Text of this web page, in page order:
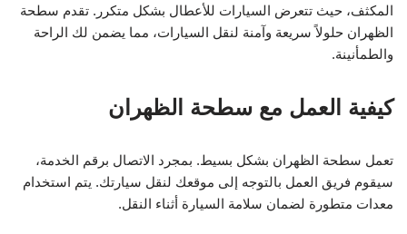
المكثف، حيث تتعرض السيارات للأعطال بشكل متكرر. تقدم سطحة
الظهران حلولاً سريعة وآمنة لنقل السيارات، مما يضمن لك الراحة
والطمأنينة.
كيفية العمل مع سطحة الظهران
تعمل سطحة الظهران بشكل بسيط. بمجرد الاتصال برقم الخدمة،
سيقوم فريق العمل بالتوجه إلى موقعك لنقل سيارتك. يتم استخدام
معدات متطورة لضمان سلامة السيارة أثناء النقل.